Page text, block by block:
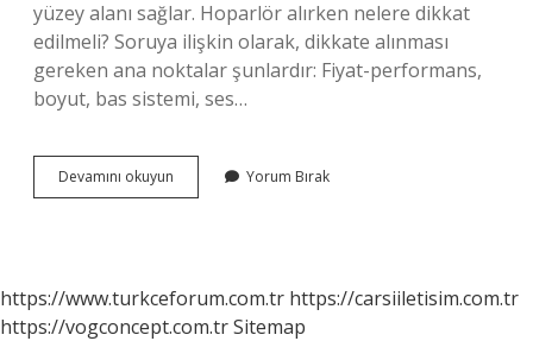
yüzey alanı sağlar. Hoparlör alırken nelere dikkat
edilmeli? Soruya ilişkin olarak, dikkate alınması
gereken ana noktalar şunlardır: Fiyat-performans,
boyut, bas sistemi, ses…
Devamını okuyun Hoparlör
Ses
Yorum Bırak
https://www.turkceforum.com.tr https://carsiiletisim.com.tr
https://vogconcept.com.trSitemap